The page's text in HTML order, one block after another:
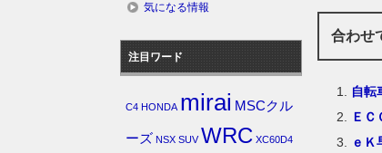
合わせ
自転
ＥＣ
ｅＫ
気になる情報
注目ワード
C4 HONDA mirai MSCクル
ーズ NSX SUV WRC XC60D4